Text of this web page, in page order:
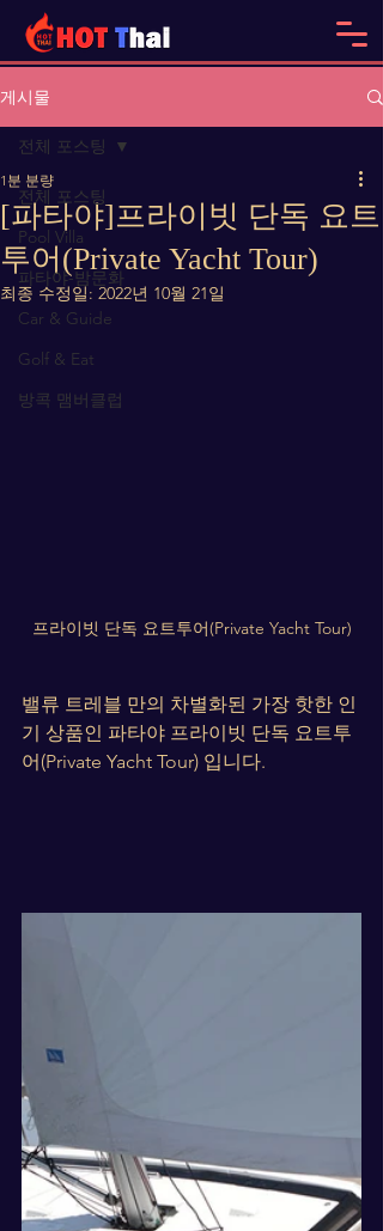
게시물
전체 포스팅
Pool Villa
파타야-밤문화
Car & Guide
Golf & Eat
방콕 맴버클럽
전체 포스팅
[파타야]프라이빗 단독 요트
투어(Private Yacht Tour)
1분 분량
최종 수정일:2022년 10월 21일
프라이빗 단독 요트투어(Private Yacht Tour)
밸류 트레블 만의 차별화된 가장 핫한 인
기 상품인 파타야 프라이빗 단독 요트투
어(Private Yacht Tour) 입니다.